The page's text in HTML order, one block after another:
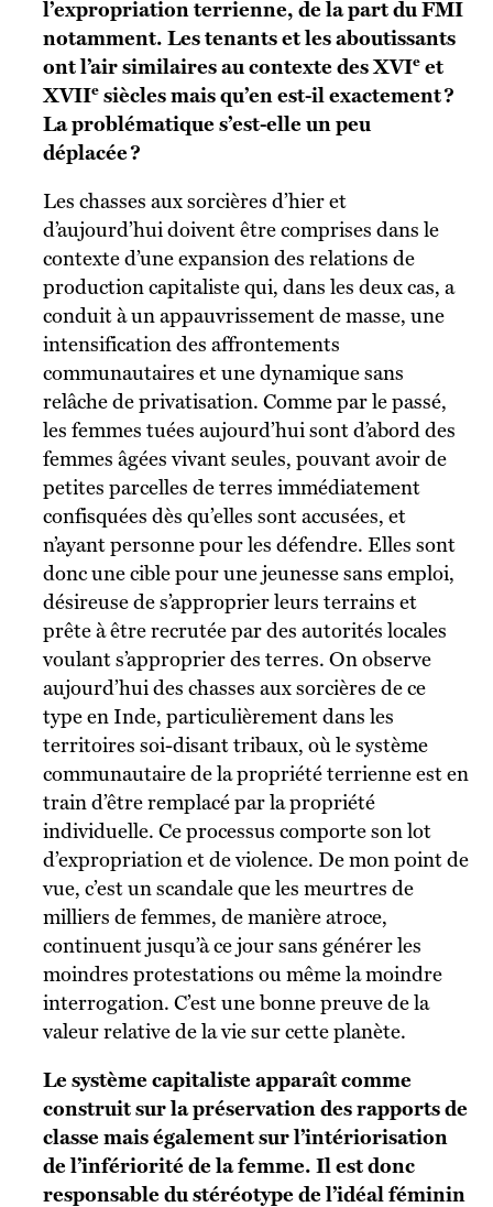
l’expropriation terrienne, de la part du FMI
notamment. Les tenants et les aboutissants
ont l’air similaires au contexte des XVIeet
XVIIesiècles mais qu’en est-il exactement ?
La problématique s’est-elle un peu
déplacée ?
Les chasses aux sorcières d’hier et
d’aujourd’hui doivent être comprises dans le
contexte d’une expansion des relations de
production capitaliste qui, dans les deux cas, a
conduit à un appauvrissement de masse, une
intensification des affrontements
communautaires et une dynamique sans
relâche de privatisation. Comme par le passé,
les femmes tuées aujourd’hui sont d’abord des
femmes âgées vivant seules, pouvant avoir de
petites parcelles de terres immédiatement
confisquées dès qu’elles sont accusées, et
n’ayant personne pour les défendre. Elles sont
donc une cible pour une jeunesse sans emploi,
désireuse de s’approprier leurs terrains et
prête à être recrutée par des autorités locales
voulant s’approprier des terres. On observe
aujourd’hui des chasses aux sorcières de ce
type en Inde, particulièrement dans les
territoires soi-disant tribaux, où le système
communautaire de la propriété terrienne est en
train d’être remplacé par la propriété
individuelle. Ce processus comporte son lot
d’expropriation et de violence. De mon point de
vue, c’est un scandale que les meurtres de
milliers de femmes, de manière atroce,
continuent jusqu’à ce jour sans générer les
moindres protestations ou même la moindre
interrogation. C’est une bonne preuve de la
valeur relative de la vie sur cette planète.
Le système capitaliste apparaît comme
construit sur la préservation des rapports de
classe mais également sur l’intériorisation
de l’infériorité de la femme. Il est donc
responsable du stéréotype de l’idéal féminin